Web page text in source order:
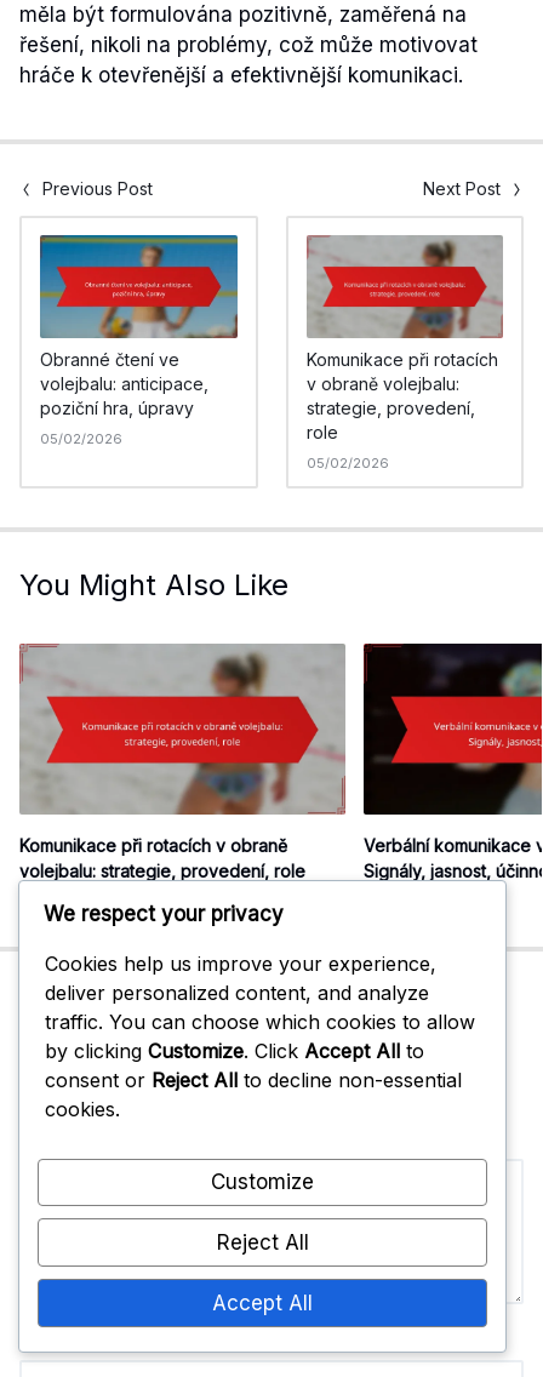
měla být formulována pozitivně, zaměřená na
řešení, nikoli na problémy, což může motivovat
hráče k otevřenější a efektivnější komunikaci.
Previous Post Next Post
Obranné čtení ve
volejbalu: anticipace,
poziční hra, úpravy
05/02/2026
Komunikace při rotacích
v obraně volejbalu:
strategie, provedení,
role
05/02/2026
You Might Also Like
Komunikace při rotacích v obraně
volejbalu: strategie, provedení, role
05/02/2026 0
Verbální komunikace
Signály, jasnost,
Leave A Reply
Your email address will not be published.
Required fields are marked *
We respect your privacy
Cookies help us improve your experience,
deliver personalized content, and analyze
traffic. You can choose which cookies to allow
by clicking Customize. Click Accept All to
consent or Reject All to decline non-essential
cookies.
Customize
Reject All
Accept All